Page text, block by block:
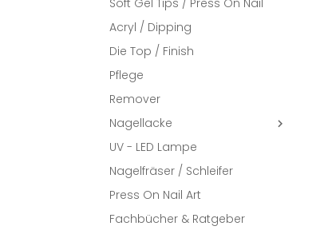
Soft Gel Tips / Press On Nail
Acryl / Dipping
Die Top / Finish
Pflege
Remover
Nagellacke

UV - LED Lampe
Nagelfräser / Schleifer
Press On Nail Art
Fachbücher & Ratgeber